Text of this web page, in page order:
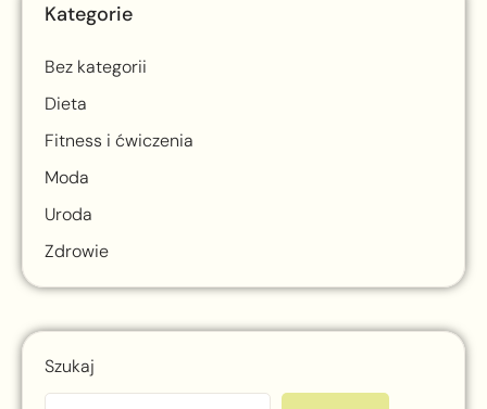
Kategorie
Bez kategorii
Dieta
Fitness i ćwiczenia
Moda
Uroda
Zdrowie
Szukaj